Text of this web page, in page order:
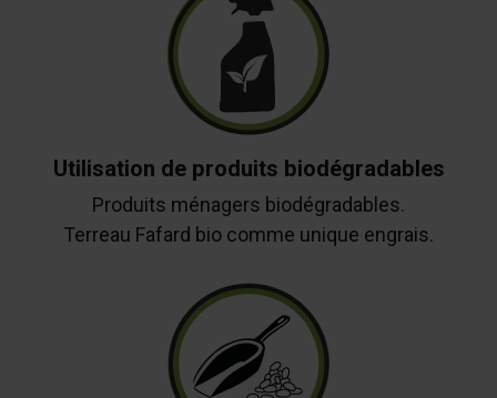
Utilisation de produits biodégradables
Produits ménagers biodégradables.
Terreau Fafard bio comme unique engrais.